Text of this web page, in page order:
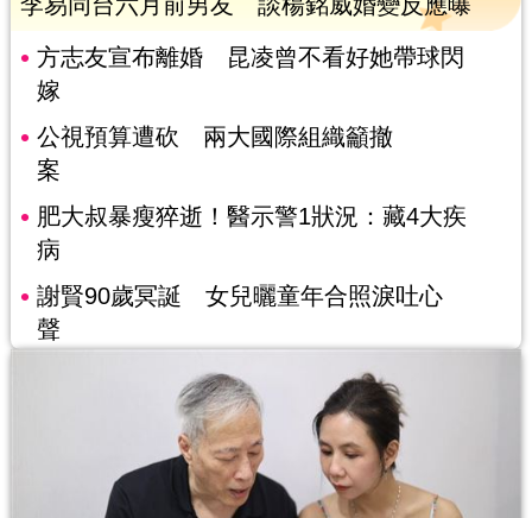
方志友宣布離婚 昆凌曾不看好她帶球閃
嫁
公視預算遭砍 兩大國際組織籲撤
案
肥大叔暴瘦猝逝！醫示警1狀況：藏4大疾
病
謝賢90歲冥誕 女兒曬童年合照淚吐心
聲